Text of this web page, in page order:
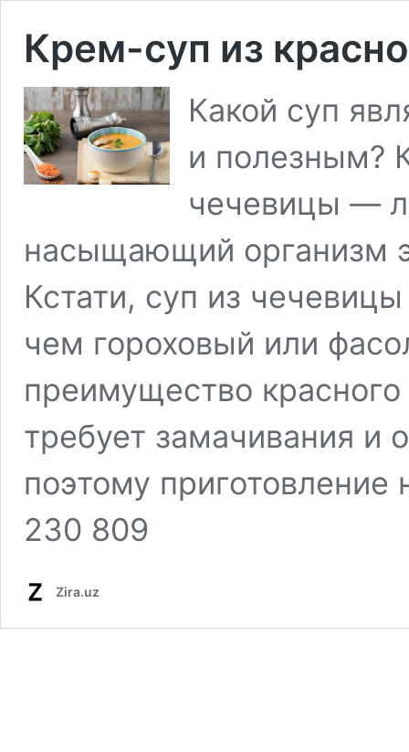
Крем-суп из
Какой суп
и полезным?
чечевицы —
насыщающий организм
Кстати, суп из
чем гороховый или
преимущество
требует замачивания и
поэтому
230 809
Zira.uz